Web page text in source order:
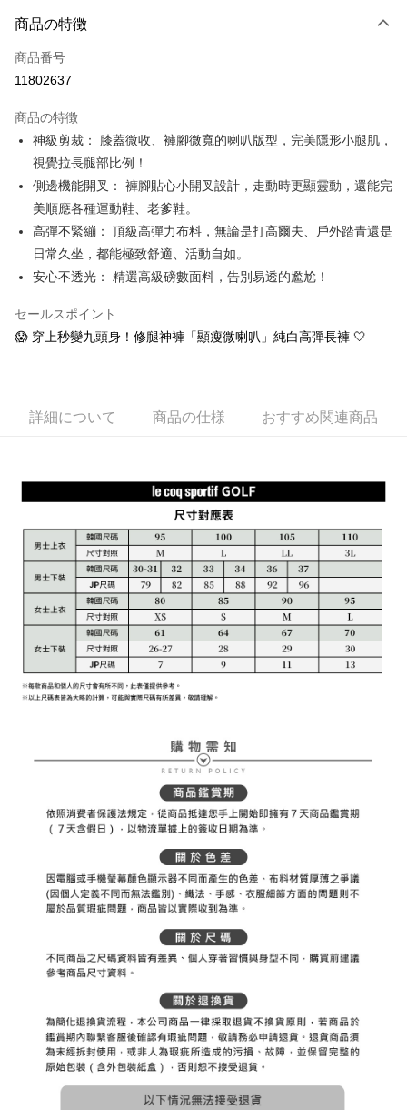
LINE Pay
Apple Pay
Easy Wallet
OP Pay Later
説明
【OP Pay Later 使用説明】
1. 本サービスは台湾大哥大によって提供され、台湾大哥大のユーザーは追
加の申請なしで即時に利用可能です。
2. 支払い方法で「OP Pay Later」を選択すると、注文が成立した後に自動
いの回数や支払い期限を選択し、支払いを確認すると取引が完了します。
を基準とします。
4. 注文成立後30分以内に確認取引を行わない場合や審査が通過しない場
2. SMSのリンクを通じて請求書を開いた後、「コンビニバーコード／台湾
大直営店舗／銀行振込／街口支払い／iPASS MONEY」などのチャネルで
【注意事項】
1. 本サービスは「台湾大哥大株式会社」（以下「当社」といいます）によ
って提供され、ユーザーが取引時に本サービスを通じて商品やサービスを
購入できるようにし、店舗が売買／分割払い売買の債権を当社に譲渡した
後、契約に基づいて当社の請求書で帳款を支払うことになります。
2. 「OP Pay Later」を利用する契約関係の目的から、店舗はあなたの個人
情報（名前、電話または住所を含む）を台湾大哥大に提供し、収集、処理
および利用するために、当社があなた本人と分割請求書に必要な情報の確
認、照合および修正を行います。
3. 完全なユーザーサービス規約については、以下のリンクを参照してくだ
AFTEE代金後払い
説明
一、 AFTEE代金後払いについて
1.お支払い方法でAFTEE代金後払いを選択すると、携帯電話認証ウィンド
2.SMSで認証してお支払い手続を進めてください。
3.注文するときのお支払いは不要です。商品はご指定の住所に配送されま
す。
グでお支払いください。
まで延長できます。
お支払期限は、ショップが請求した期日と、AFTEEで延長できる日数をも
とに計算されます。AFTEEで注文すると、商品を受け取るまで支払い期限
を延長できますが、商品を期限内に受け取れない場合があります（例：予
約商品や商品到着日が比較的遅い商品）。そのため、商品到着の有無に関
わらず、AFTEEで指定された期限内にお支払いください。
二、支払い限度額
1.初回 AFTEEを ご利用の際に、認証結果及び当社の審査の結果に基づ
き、限度額が設定されます。
2.決済金額は最低NT$20です。
3.現在、台湾の会員のみご利用いただけます。
ます。当サービスご利用の際に提供しなければならない個人情報（注文者
の氏名、電話番号、受取人の氏名、電話番号、受取人住所を含むがこれに
す。AFTEEの個人情報の収集、処理、利用について、詳細はAFTEE公式ホ
ームページの『個人情報の収集、処理及び利用に関する声明』をご参照く
ださい（ https://aftee.tw/privacypolicy/）。
AFTEEの初回ご利用の際に、審査を通過すれば、最高額がNT$10,000にな
ります。支払い期限を過ぎた場合、その金額に基づいて年利20%の遅延滞
納金が加算されます。未成年の利用者は、事前に法定代理人または後見人
の同意を得ればAFTEEをご利用いただけます。
個人情報の処理、利用について疑問がある、または関連する法律の権利を
行使したい場合は、ネットプロテクションズcs_tw@netprotections.co.jp
にご連絡ください。上記に示した個人情報を、必要な購入注文書とあわせ
てAFTEEにご提供いただく、またはAFTEEにあなたの個人情報の収集、処
理、利用を許可することににご同意いただけない場合は、当サービスを選
択しないでください。
ATM払い
配送方法
全家取貨付款
送料無料
送料無料
送料無料
7-11取貨付款
付款後7-11取貨
宅配
商品の特徴
商品番号
11802637
商品の特徴
神級剪裁： 膝蓋微收、褲腳微寬的喇叭版型，完美隱形小腿肌，
視覺拉長腿部比例！
側邊機能開叉： 褲腳貼心小開叉設計，走動時更顯靈動，還能完
美順應各種運動鞋、老爹鞋。
高彈不緊繃： 頂級高彈力布料，無論是打高爾夫、戶外踏青還是
日常久坐，都能極致舒適、活動自如。
安心不透光： 精選高級磅數面料，告別易透的尷尬！
セールスポイント
😱 穿上秒變九頭身！修腿神褲「顯瘦微喇叭」純白高彈長褲 🤍
詳細について 商品の仕様 おすすめ関連商品